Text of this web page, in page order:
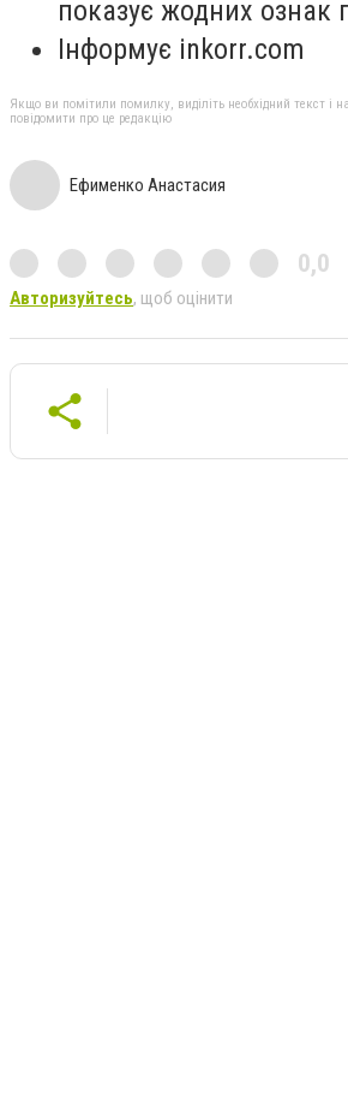
показує жодних
Інформує inkorr.com
Якщо ви помітили помилку, виділіть необхідний текст і
повідомити про це редакцію
Ефименко Анастасия
0,0
Авторизуйтесь, щоб оцінити